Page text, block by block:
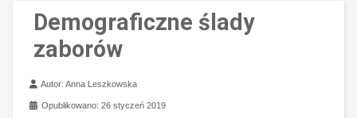
Demograficzne ślady
zaborów
Szczegóły
Autor:Anna Leszkowska
Opublikowano: 26 styczeń 2019